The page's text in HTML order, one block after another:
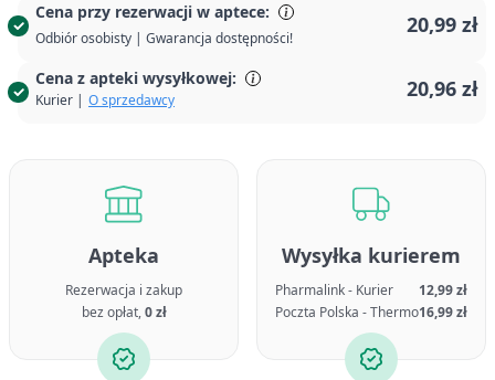
Cena przy rezerwacji w aptece:
Odbiór osobisty | Gwarancja dostępności!
20,99 zł
Cena z apteki wysyłkowej:
Kurier | O sprzedawcy 20,96 zł
Apteka
Rezerwacja i zakup
bez opłat,0 zł
Wysyłka kurierem
Pharmalink - Kurier
12,99 zł
Poczta Polska - Thermo16,99 zł